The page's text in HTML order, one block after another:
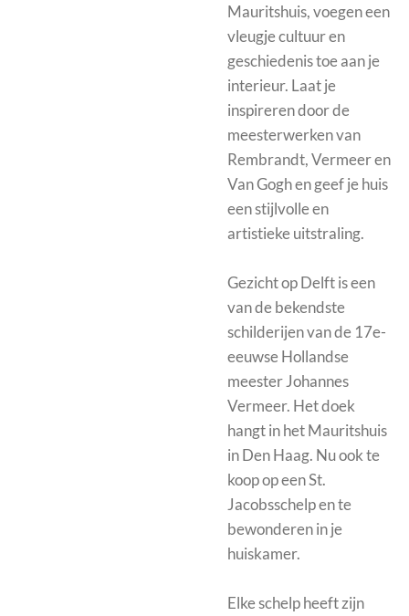
Mauritshuis, voegen een
vleugje cultuur en
geschiedenis toe aan je
interieur. Laat je
inspireren door de
meesterwerken van
Rembrandt, Vermeer en
Van Gogh en geef je huis
een stijlvolle en
artistieke uitstraling.
Gezicht op Delft is een
van de bekendste
schilderijen van de 17e-
eeuwse Hollandse
meester Johannes
Vermeer. Het doek
hangt in het Mauritshuis
in Den Haag. Nu ook te
koop op een St.
Jacobsschelp en te
bewonderen in je
huiskamer.
Elke schelp heeft zijn